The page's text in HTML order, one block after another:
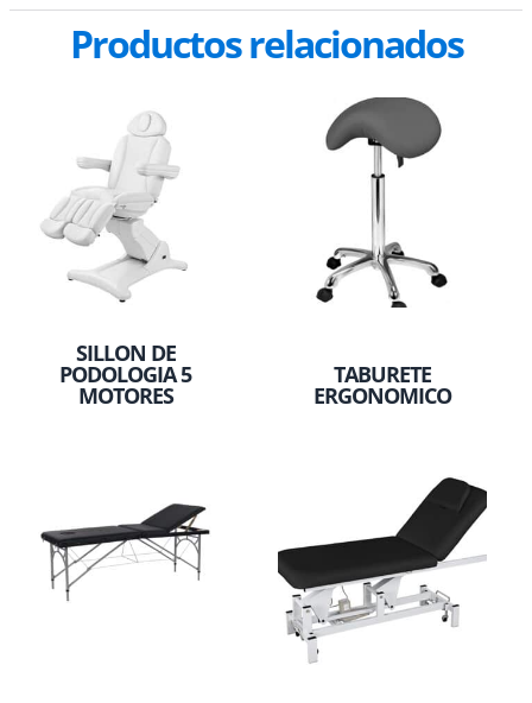
Productos relacionados
SILLON DE
PODOLOGIA 5
MOTORES
TABURETE
ERGONOMICO